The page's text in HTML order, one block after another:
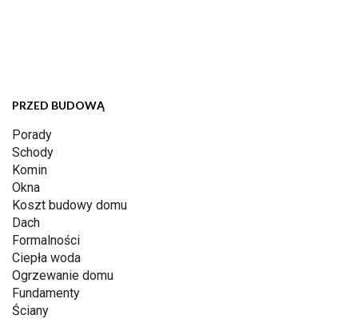
PRZED BUDOWĄ
Porady
Schody
Komin
Okna
Koszt budowy domu
Dach
Formalności
Ciepła woda
Ogrzewanie domu
Fundamenty
Ściany